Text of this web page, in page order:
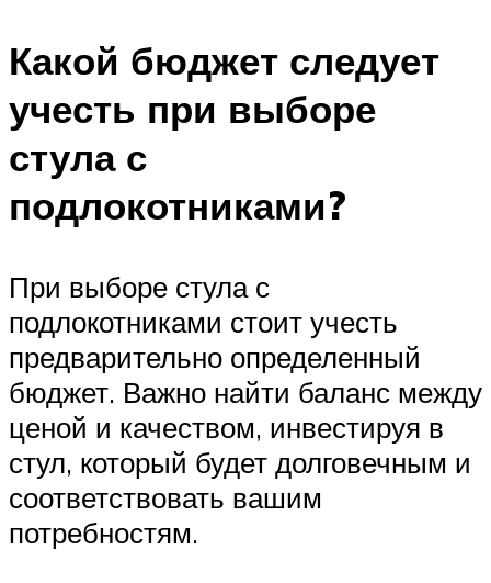
Какой бюджет следует
учесть при выборе
стула с
подлокотниками?
При выборе стула с
подлокотниками стоит учесть
предварительно определенный
бюджет. Важно найти баланс между
ценой и качеством, инвестируя в
стул, который будет долговечным и
соответствовать вашим
потребностям.